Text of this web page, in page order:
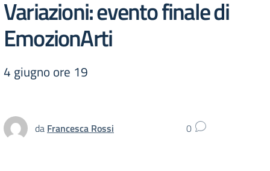
Variazioni: evento finale di
EmozionArti
4 giugno ore 19
da Francesca Rossi 0